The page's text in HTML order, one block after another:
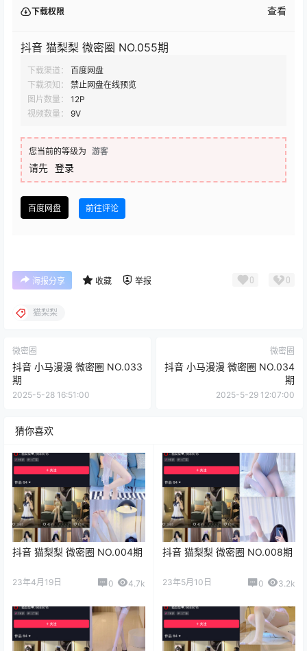
下载权限 查看
抖音 猫梨梨 微密圈 NO.055期
下载渠道：
百度网盘
下载须知：
禁止网盘在线预览
图片数量：
12P
视频数量：
9V
您当前的等级为 游客
请先 登录
百度网盘 前往评论
海报分享 收藏 举报 0 0
猫梨梨
微密圈
抖音 小马漫漫 微密圈 NO.033
期
2025-5-28 16:51:00
微密圈
抖音 小马漫漫 微密圈 NO.034
期
2025-5-29 12:07:00
猜你喜欢
抖音 猫梨梨 微密圈 NO.004期
23年4月19日 0 4.7k
抖音 猫梨梨 微密圈 NO.008期
23年5月10日 0 3.2k